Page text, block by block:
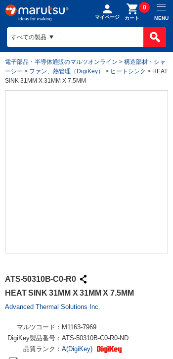
マイページ カート
0
MENU
電子部品・半導体通販のマルツオンライン > 構造部材・シャ
ーシー > ファン、熱管理（DigiKey） > ヒートシンク > HEAT
SINK 31MM X 31MM X 7.5MM
ATS-50310B-C0-R0
HEAT SINK 31MM X 31MM X 7.5MM
Advanced Thermal Solutions Inc.
マルツコード： M1163-7969
DigiKey製品番号： ATS-50310B-C0-R0-ND
品質ランク： A(DigiKey)